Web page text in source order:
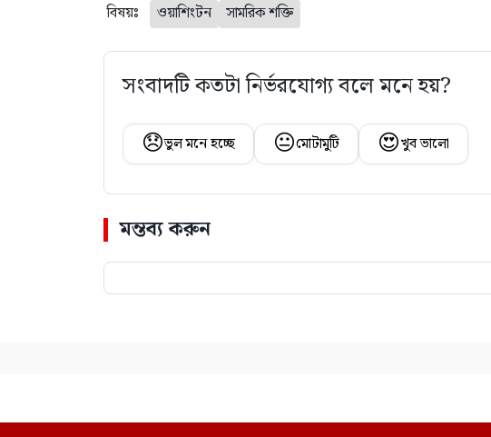
বিষয়ঃ ওয়াশিংটন সামরিক শক্তি
সংবাদটি কতটা নির্ভরযোগ্য বলে মনে হয়?
😞ভুল মনে হচ্ছে 😐মোটামুটি 😍খুব ভালো
মন্তব্য করুন